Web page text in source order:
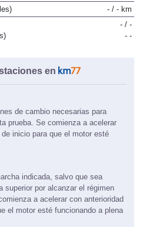
- / - km
- / -
- -
en
de cambio necesarias para
prueba. Se comienza a acelerar
inicio para que el motor esté
indicada, salvo que sea
superior por alcanzar el régimen
a acelerar con anterioridad
el motor esté funcionando a plena